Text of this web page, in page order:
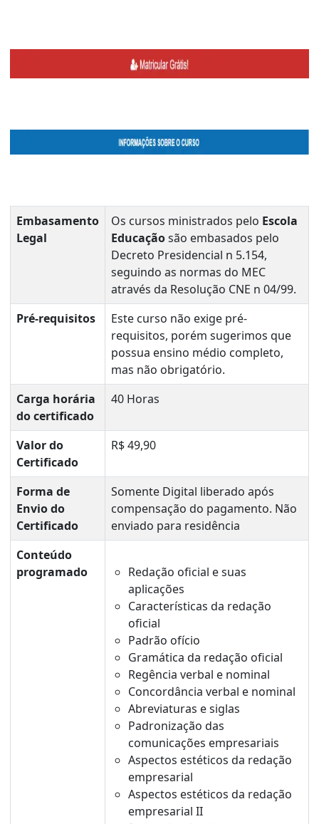
Embasamento
Legal
Os cursos ministrados pelo Escola
Educaçãosão embasados pelo
Decreto Presidencial n 5.154,
seguindo as normas do MEC
através da Resolução CNE n 04/99.
Pré-requisitos
Este curso não exige pré-
requisitos, porém sugerimos que
possua ensino médio completo,
mas não obrigatório.
Carga horária
do certificado
40 Horas
Valor do
Certificado
R$ 49,90
Forma de
Envio do
Certificado
Somente Digital liberado após
compensação do pagamento. Não
enviado para residência
Conteúdo
programado
Redação oficial e suas
aplicações
Características da redação
oficial
Padrão ofício
Gramática da redação oficial
Regência verbal e nominal
Concordância verbal e nominal
Abreviaturas e siglas
Padronização das
comunicações empresariais
Aspectos estéticos da redação
empresarial
Aspectos estéticos da redação
empresarial II